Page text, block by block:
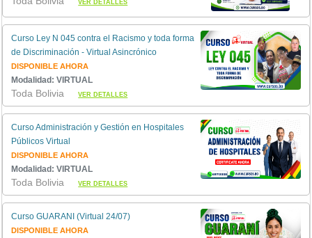
VER DETALLES
Curso Ley N 045 contra el Racismo y toda forma
de Discriminación - Virtual Asincrónico
DISPONIBLE AHORA
Modalidad: VIRTUAL
Toda BoliviaVER DETALLES
Curso Administración y Gestión en Hospitales
Públicos Virtual
DISPONIBLE AHORA
Modalidad: VIRTUAL
Toda BoliviaVER DETALLES
Curso GUARANI (Virtual 24/07)
DISPONIBLE AHORA